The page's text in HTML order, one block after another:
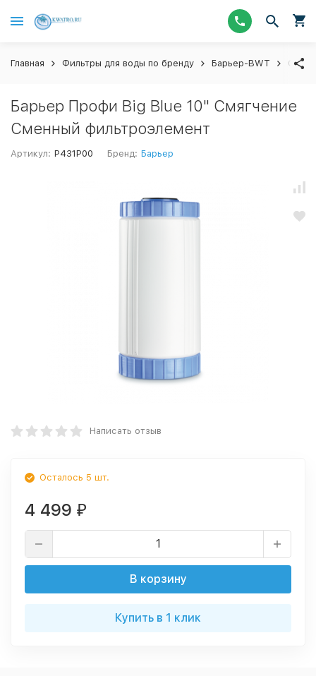
Главная Фильтры для воды по бренду Барьер-BWT
Барьер Профи Big Blue 10" Смягчение
Сменный фильтроэлемент
Артикул: Р431Р00 Бренд: Барьер
Написать отзыв
Осталось 5 шт.
4 499 ₽
В корзину
Купить в 1 клик